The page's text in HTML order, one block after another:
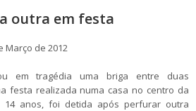
outra em festa
Março de 2012
em tragédia uma briga entre duas
festa realizada numa casa no centro da
14 anos, foi detida após perfurar outra